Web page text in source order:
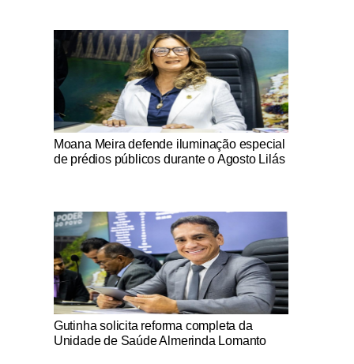
Notícias Católicas
Moana Meira defende iluminação especial
de prédios públicos durante o Agosto Lilás
Notícias Católicas
Gutinha solicita reforma completa da
Unidade de Saúde Almerinda Lomanto